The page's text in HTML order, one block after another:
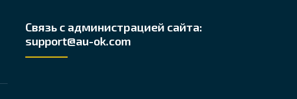
Связь с администрацией сайта:
support@au-ok.com